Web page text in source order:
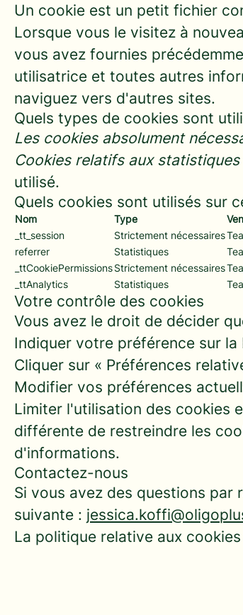
Un cookie est un petit fichier
Lorsque vous le visitez à
vous avez fournies
utilisatrice et toutes autres
naviguez vers d'autres sites.
Quels types de cookies sont
Les cookies absolument
Cookies relatifs aux statistiques
utilisé.
Quels cookies sont utilisés sur
Nom Type
_tt_session
Strictement nécessaires
referrer
Statistiques
_ttCookiePermissionsStrictement nécessaires
_ttAnalytics
Statistiques
Votre contrôle des cookies
Vous avez le droit de décider
Indiquer votre préférence sur
Cliquer sur « Préférences
Modifier vos préférences
Limiter l'utilisation des cookies
différente de restreindre les
d'informations.
Contactez-nous
Si vous avez des questions
suivante :
La politique relative aux